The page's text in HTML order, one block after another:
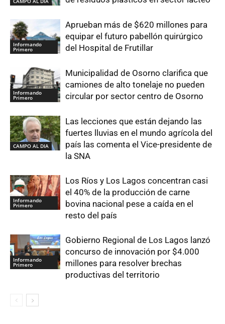
Informando
Primero
Aprueban más de $620 millones para
equipar el futuro pabellón quirúrgico
del Hospital de Frutillar
Informando
Primero
Municipalidad de Osorno clarifica que
camiones de alto tonelaje no pueden
circular por sector centro de Osorno
CAMPO AL DIA
Las lecciones que están dejando las
fuertes lluvias en el mundo agrícola del
país las comenta el Vice-presidente de
la SNA
Informando
Primero
Los Ríos y Los Lagos concentran casi
el 40% de la producción de carne
bovina nacional pese a caída en el
resto del país
Informando
Primero
Gobierno Regional de Los Lagos lanzó
concurso de innovación por $4.000
millones para resolver brechas
productivas del territorio